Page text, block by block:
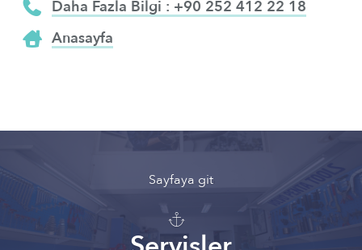
📞 Daha Fazla Bilgi : +90 252 412 22 18
⌂ Anasayfa
Sayfaya git